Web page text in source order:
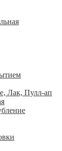
Лак, Пулл-ап